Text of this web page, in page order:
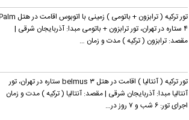
تور ترکیه ( ترابزون + باتومی ) زمینی با اتوبوس اقامت در هتل Palm
۴ ستاره در تهران، تور ترابزون + باتومی مبدا: آذربایجان شرقی |
مقصد: ترابزون ( ترکیه ) مدت و زمان …
تور ترکیه ( آنتالیا ) اقامت در هتل belmus ۳ ستاره در تهران، تور
آنتالیا مبدا: آذربایجان شرقی | مقصد: آنتالیا ( ترکیه ) مدت و زمان
اجرای تور: ۶ شب و ۷ روز در…